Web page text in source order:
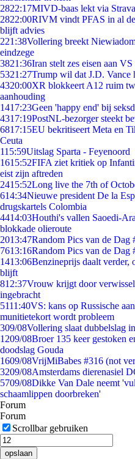
2822:17MIVD-baas lekt via
2822:00RIVM vindt PFAS in al
blijft advies
221:38Vollering breekt
eindzege
3821:36Iran stelt zes eisen aan
5321:27Trump wil dat J.D. Vance
4320:00XR blokkeert A12 ruim
aanhouding
1417:23Geen 'happy end' bij
4317:19PostNL-bezorger steekt
6817:15EU bekritiseert Meta en
Ceuta
115:59Uitslag Sparta - Feyenoord
1615:52FIFA ziet kritiek op
eist zijn aftreden
2415:52Long live the 7th of
614:34Nieuwe president De la
drugskartels Colombia
4414:03Houthi's vallen Saoedi-
blokkade olieroute
2013:47Random Pics van de Dag
7613:16Random Pics van de Dag
1413:06Benzineprijs daalt verder,
blijft
812:37Vrouw krijgt door
ingebracht
5111:40VS: kans op Russische
munitietekort wordt probleem
309/08Vollering slaat dubbelslag
1209/08Broer 135 keer gestoken
doodslag Gouda
1609/08VrijMiBabes #316 (not
3209/08Amsterdams dierenasiel
5709/08Dikke Van Dale neemt
schaamlippen doorbreken'
Forum
Forum
Scrollbar gebruiken
opslaan